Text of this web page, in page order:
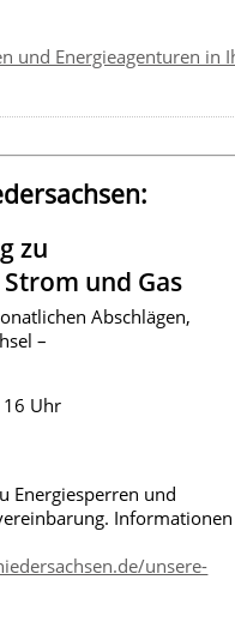
und Energieagenturen in
zu
und Gas
Abschlägen,
–
Uhr
Energiesperren und
Informationen
unsere-